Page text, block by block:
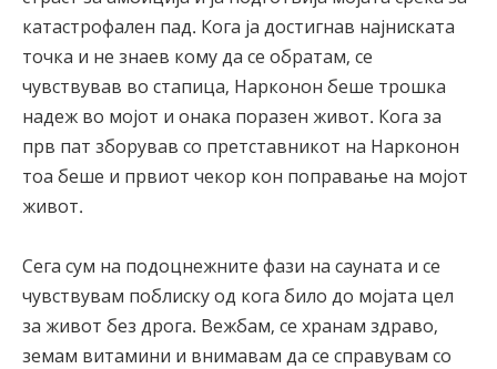
катастрофален пад. Кога ја достигнав најниската
точка и не знаев кому да се обратам, се
чувствував во стапица, Нарконон беше трошка
надеж во мојот и онака поразен живот. Кога за
прв пат зборував со претставникот на Нарконон
тоа беше и првиот чекор кон поправање на мојот
живот.
Сега сум на подоцнежните фази на сауната и се
чувствувам поблиску од кога било до мојата цел
за живот без дрога. Вежбам, се хранам здраво,
земам витамини и внимавам да се справувам со